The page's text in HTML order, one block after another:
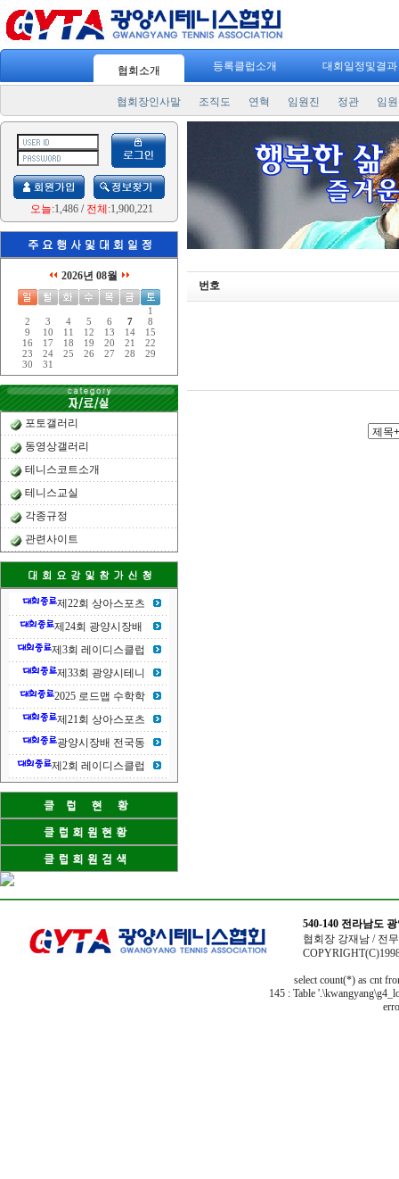
협회소개 등록클럽소개 대회일정및결
협회장인사말 조직도 연혁 임원진 정관 임
오늘:1,486/ 전체 :1,900,221
2026년 08월
1
2
3 4 5 6 7
8
9
10 11 12 13 14
15
16
17 18 19 20 21
22
23
24 25 26 27 28
29
30
31
포토갤러리
동영상갤러리
테니스코트소개
테니스교실
각종규정
관련사이트
제22회 상아스포츠
제24회 광양시장배
제3회 레이디스클럽
제33회 광양시테니
2025 로드맵 수학학
제21회 상아스포츠
광양시장배 전국동
제2회 레이디스클럽
번호
540-140 전라남도
협회장 강재남 / 전
select count(*) as cnt
145 : Table